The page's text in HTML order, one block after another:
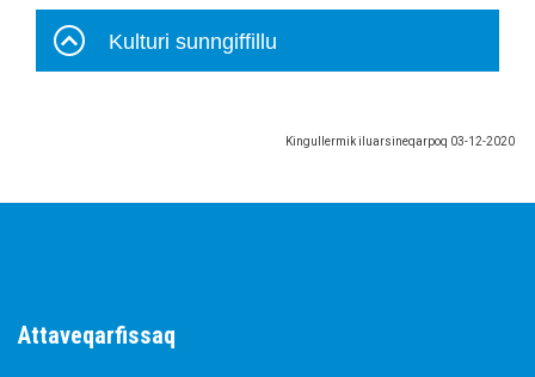
Kulturi sunngiffillu
Kingullermik iluarsineqarpoq 03-12-2020
Attaveqarfissaq